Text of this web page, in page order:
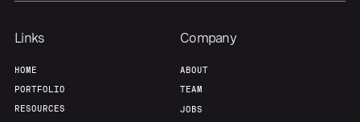
Links
HOME
PORTFOLIO
RESOURCES
Company
ABOUT
TEAM
JOBS